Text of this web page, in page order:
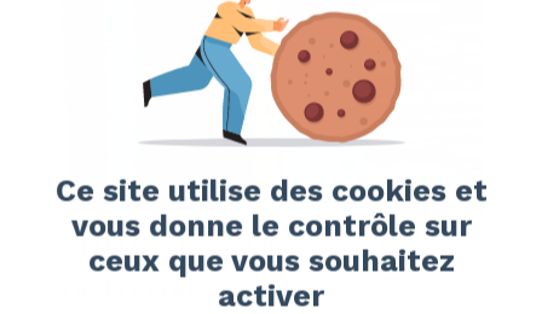
Ce site utilise des cookies et
vous donne le contrôle sur
ceux que vous souhaitez
activer
ETNA Scellé réglable, ouverture
facile et rapide